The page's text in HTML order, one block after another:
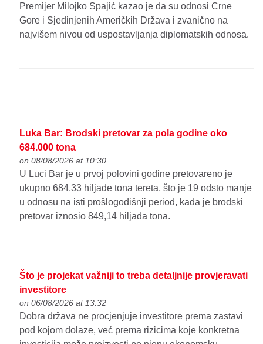
Premijer Milojko Spajić kazao je da su odnosi Crne
Gore i Sjedinjenih Američkih Država i zvanično na
najvišem nivou od uspostavljanja diplomatskih odnosa.
Luka Bar: Brodski pretovar za pola godine oko
684.000 tona
on 08/08/2026 at 10:30
U Luci Bar je u prvoj polovini godine pretovareno je
ukupno 684,33 hiljade tona tereta, što je 19 odsto manje
u odnosu na isti prošlogodišnji period, kada je brodski
pretovar iznosio 849,14 hiljada tona.
Što je projekat važniji to treba detaljnije provjeravati
investitore
on 06/08/2026 at 13:32
Dobra država ne procjenjuje investitore prema zastavi
pod kojom dolaze, već prema rizicima koje konkretna